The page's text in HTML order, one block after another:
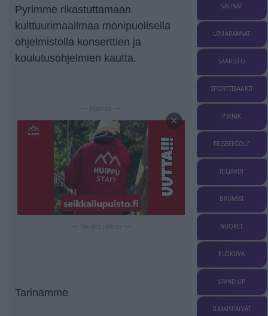
Pyrimme rikastuttamaan
kulttuurimaailmaa monipuolisella
ohjelmistolla konserttien ja
koulutusohjelmien kautta.
— Mainos —
×
Tarinamme
SAUNAT
UIMARANNAT
SAARISTO
SPORTTIBAARIT
PIKNIK
FRISBEEGOLF
BILJARDI
BRUNSSI
NUORET
ELOKUVA
STAND-UP
ILMAISPÄIVÄT